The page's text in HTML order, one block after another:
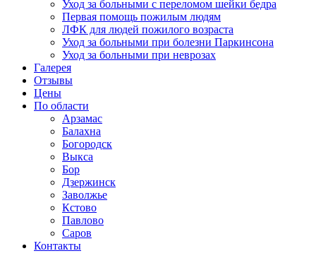
Уход за больными с переломом шейки бедра
Первая помощь пожилым людям
ЛФК для людей пожилого возраста
Уход за больными при болезни Паркинсона
Уход за больными при неврозах
Галерея
Отзывы
Цены
По области
Арзамас
Балахна
Богородск
Выкса
Бор
Дзержинск
Заволжье
Кстово
Павлово
Саров
Контакты